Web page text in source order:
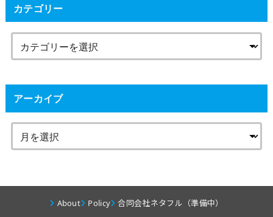
カテゴリー
アーカイブ
About Policy 合同会社ネタフル（準備中）